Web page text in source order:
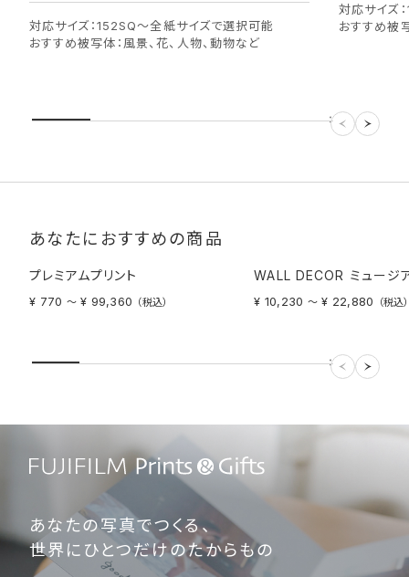
対応サイズ：152SQ〜全紙サイズで選択可能
おすすめ被写体：風景、花、人物、動物など
対応サイズ
おすすめ被
あなたにおすすめの商品
プレミアムプリント
¥ 770 〜 ¥ 99,360 （税込）
WALL DECOR ミュージ
¥ 10,230 〜 ¥ 22,880 （税込）
あなたの写真でつくる、
世界にひとつだけのたからもの